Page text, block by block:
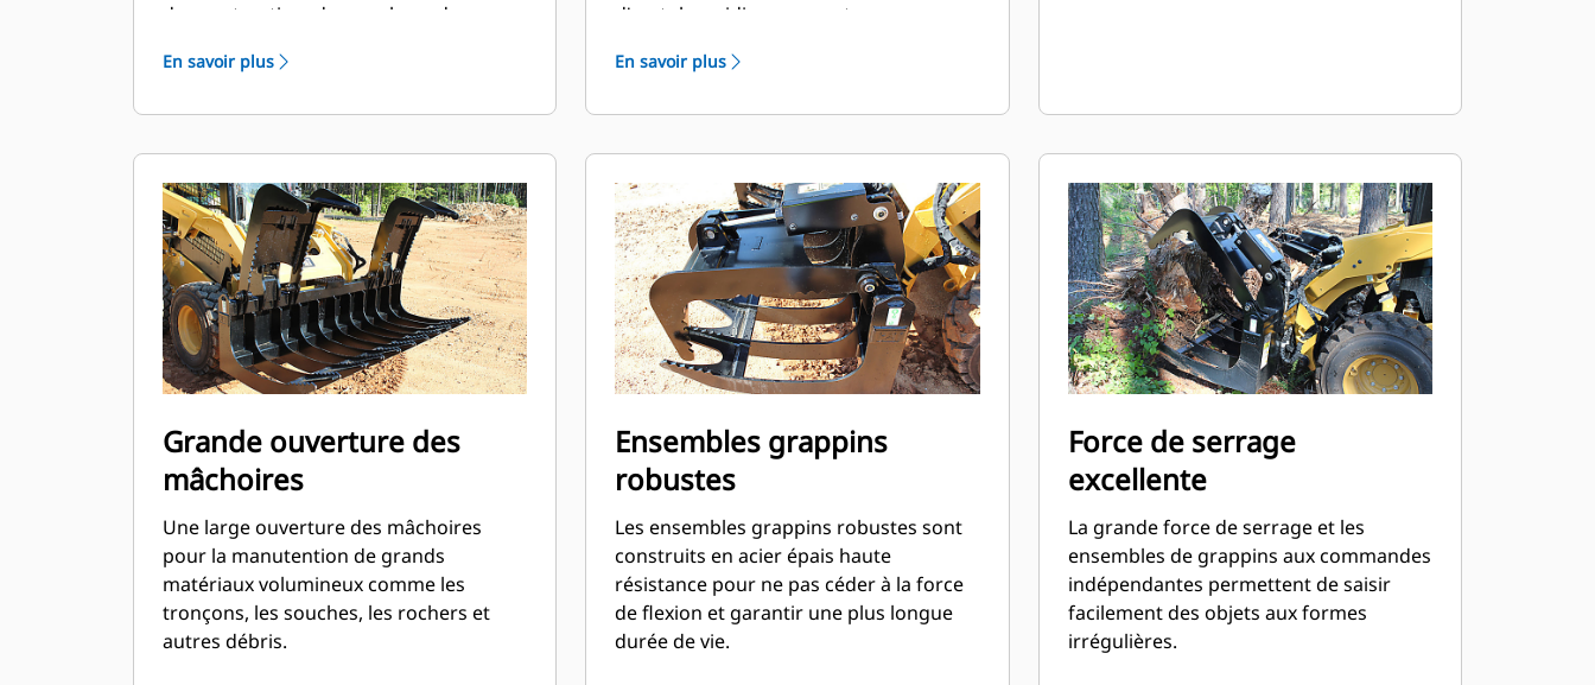
de construction, de recyclage, de
d'aménagement de sites ou autres
En savoir plus
d'un tube raidisseur avant
dents.
En savoir plus
Grande ouverture des
mâchoires
Une large ouverture des mâchoires
pour la manutention de grands
matériaux volumineux comme les
tronçons, les souches, les rochers et
autres débris.
Ensembles grappins
robustes
Les ensembles grappins robustes sont
construits en acier épais haute
résistance pour ne pas céder à la force
de flexion et garantir une plus longue
durée de vie.
Force de serrage
excellente
La grande force de serrage et les
ensembles de grappins aux commandes
indépendantes permettent de saisir
facilement des objets aux formes
irrégulières.